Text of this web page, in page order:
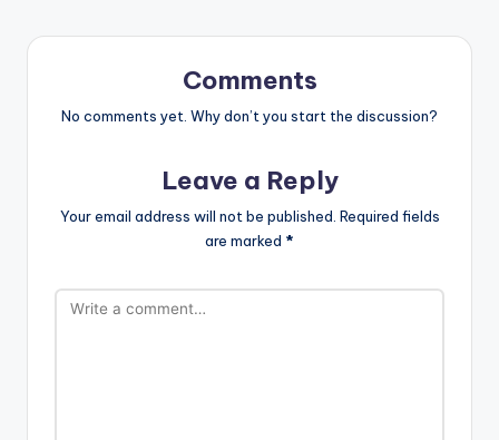
Comments
No comments yet. Why don’t you start the discussion?
Leave a Reply
Your email address will not be published. Required fields
are marked *